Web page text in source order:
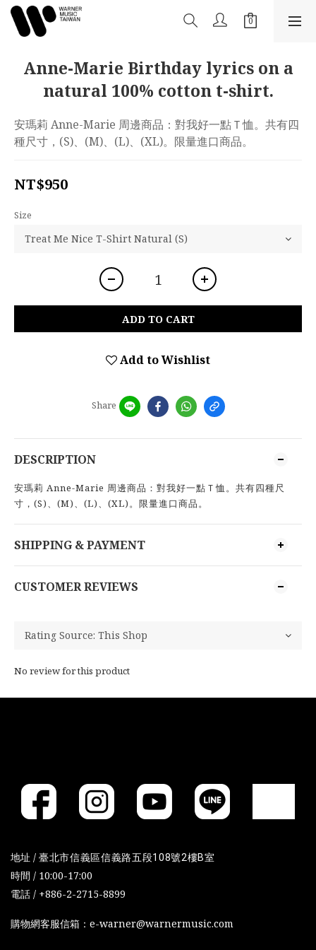
Anne-Marie Birthday lyrics on a
natural 100% cotton t-shirt.
安瑪莉 Anne-Marie 周邊商品：對我好一點Ｔ恤。共有四
種尺寸，(S)、(M)、(L)、(XL)。限量進口商品。
NT$950
Size
ADD TO CART
Add to Wishlist
Share
DESCRIPTION
安瑪莉 Anne-Marie 周邊商品：對我好一點Ｔ恤。共有四種尺
寸，(S)、(M)、(L)、(XL)。限量進口商品。
SHIPPING & PAYMENT
CUSTOMER REVIEWS
No review for this product
地址 / 臺北市信義區信義路五段108號2樓B室
時間 / 10:00-17:00
電話 / +886-2-2715-8899
購物網客服信箱：e-warner@warnermusic.com